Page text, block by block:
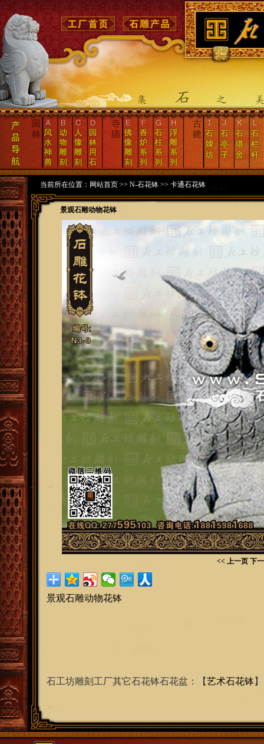
当前所在位置： 网站首页>> N-石花钵>> 卡通石花钵
景观石雕动物花钵
<< 上一页 下
景观石雕动物花钵
石工坊雕刻工厂其它石花钵石花盆：【艺术石花钵